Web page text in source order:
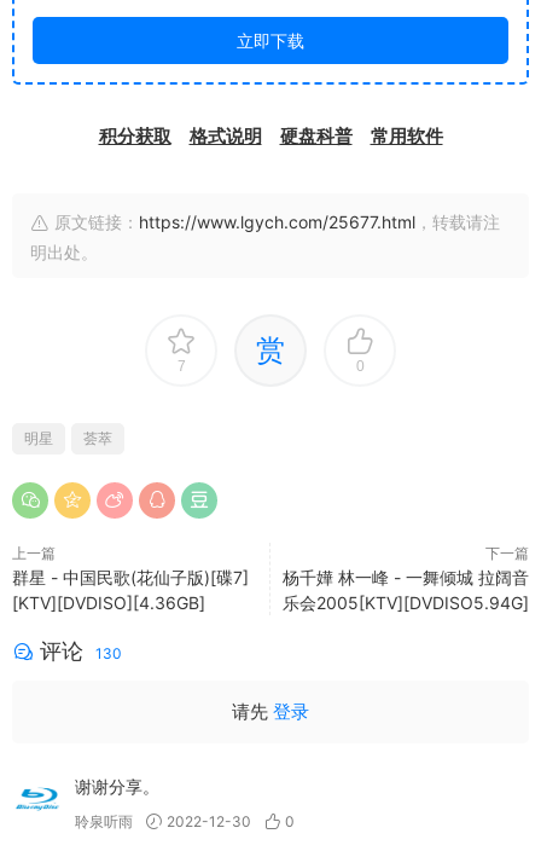
立即下载
积分获取 格式说明 硬盘科普 常用软件
原文链接： https://www.lgych.com/25677.html ，转载请注
明出处。
7 赏 0
明星 荟萃
上一篇
群星 - 中国民歌(花仙子版)[碟7]
[KTV][DVDISO][4.36GB]
下一篇
杨千嬅 林一峰 - 一舞倾城 拉阔音
乐会2005[KTV][DVDISO5.94G]
评论 130
请先 登录
谢谢分享。
聆泉听雨 2022-12-30 0